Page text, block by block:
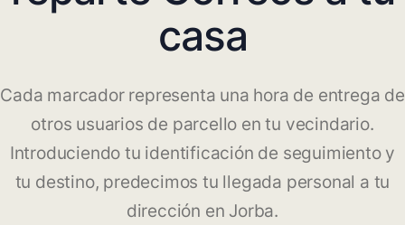
casa
Cada marcador representa una hora de entrega de
otros usuarios de parcello en tu vecindario.
Introduciendo tu identificación de seguimiento y
tu destino, predecimos tu llegada personal a tu
dirección en Jorba.